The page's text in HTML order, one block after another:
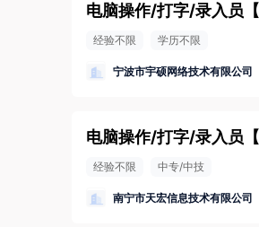
电脑操作/打字/录入员 【
经验不限 学历不限
宁波市宇硕网络技术有限公司
电脑操作/打字/录入员 【
经验不限 中专/中技
南宁市天宏信息技术有限公司